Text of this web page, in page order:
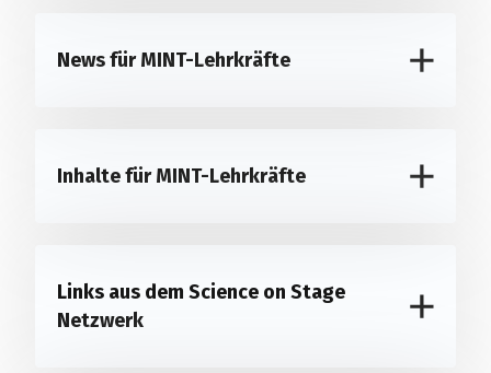
News für MINT-Lehrkräfte
Inhalte für MINT-Lehrkräfte
Links aus dem Science on Stage
Netzwerk